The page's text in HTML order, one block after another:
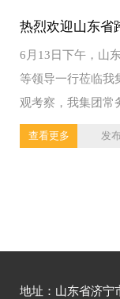
热烈欢迎山东省
观指导
6月13日下午，山
等领导一行莅临我
观考察，我集团常
查看更多 发
地址：山东省济宁